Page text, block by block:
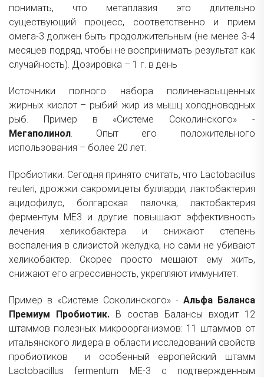
понимать, что метаплазия это длительно
существующий процесс, соответственно и прием
омега-3 должен быть продолжительным (не менее 3-4
месяцев подряд, чтобы не воспринимать результат как
случайность). Дозировка – 1 г. в день
Источники полного набора полиненасыщенных
жирных кислот – рыбий жир из мышц холодноводных
рыб. Пример в «Системе Соколинского» -
Мегаполинол. Опыт его положительного
использования – более 20 лет.
Пробиотики. Сегодня принято считать, что Lactobacillus
reuteri, дрожжи сакромицеты булларди, лактобактерия
ацидофилус, болгарская палочка, лактобактерия
ферментум МЕ3 и другие повышают эффективность
лечения хеликобактера и снижают степень
воспаления в слизистой желудка, но сами не убивают
хеликобактер. Скорее просто мешают ему жить,
снижают его агрессивность, укрепляют иммунитет.
Пример в «Системе Соколинского» - Альфа Баланса
Премиум Пробиотик. В состав Балансы входит 12
штаммов полезных микроорганизмов: 11 штаммов от
итальянского лидера в области исследований свойств
пробиотиков и особенный европейский штамм
Lactobacillus fermentum МЕ-3 с подтвержденным